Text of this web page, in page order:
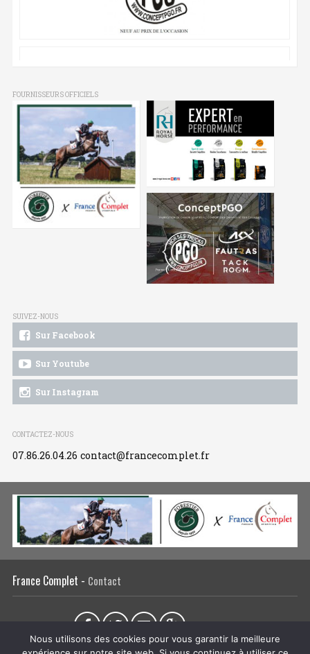
FOURNISSEURS OFFICIELS
SUIVEZ-NOUS
Sur Facebook
Sur Youtube
Sur Instagram
CONTACTEZ-NOUS
07.86.26.04.26 contact@francecomplet.fr
France Complet - Contact
Nous utilisons des cookies pour vous garantir la meilleure